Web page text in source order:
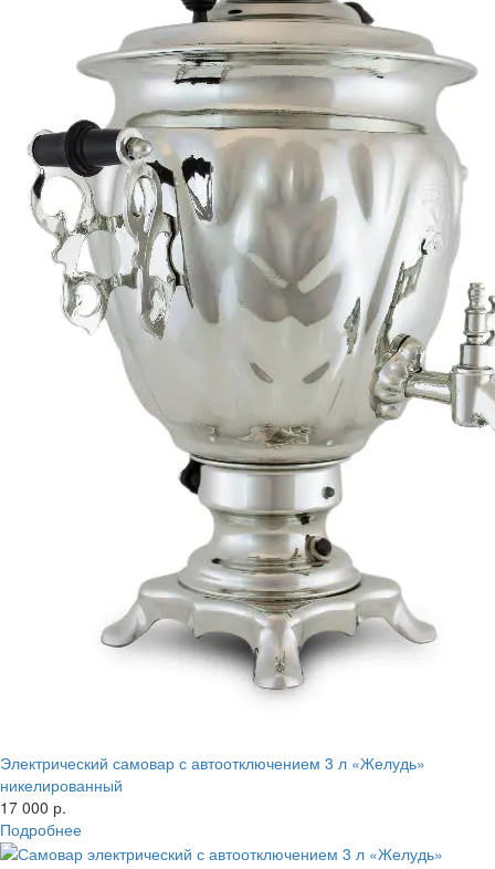
Электрический самовар с автоотключением 3 л «Желудь»
никелированный
17 000 р.
Подробнее